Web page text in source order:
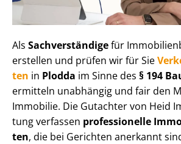
Als Sachverständigefür
erstellen und prüfen wir für Sie
ten in Plodda im Sinne des § 194
ermitteln unabhängig und fair den
Immobilie. Die Gutachter von Heid
tung verfassen professionelle
ten, die bei Gerichten anerkannt